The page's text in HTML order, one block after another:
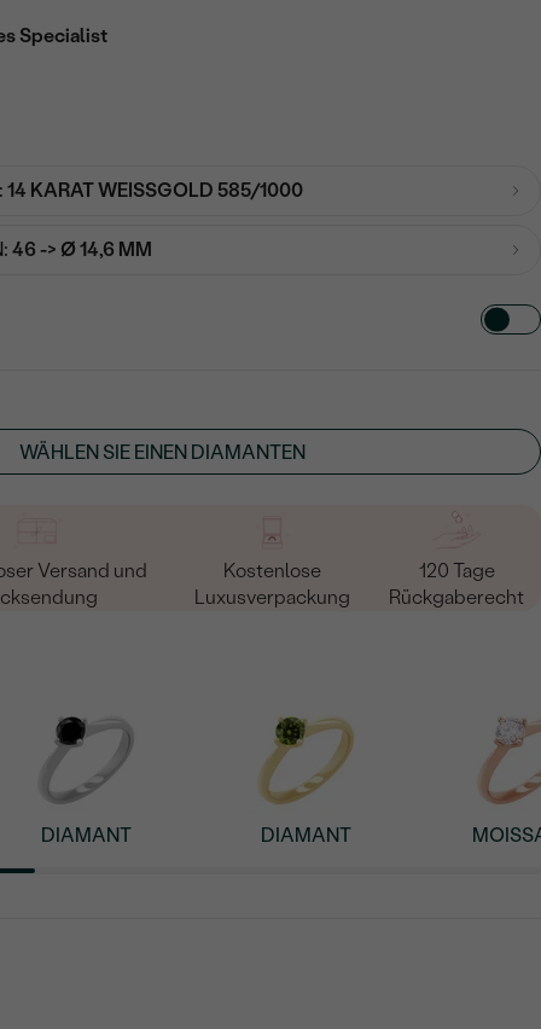
Specialist
14 KARAT WEISSGOLD 585/1000
46 -> Ø 14,6 MM
WÄHLEN SIE EINEN DIAMANTEN
Versand und
Kostenlose
Luxusverpackung
120 Tage
Rückgaberecht
DIAMANT DIAMANT